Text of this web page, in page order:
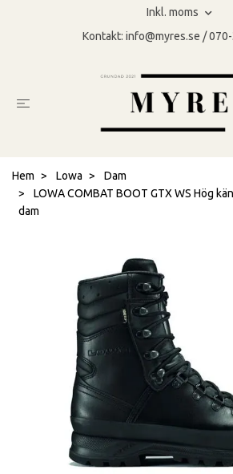
Inkl. moms
Kontakt: info@myres.se /
Hem Lowa
Dam
LOWA COMBAT BOOT GTX WS Hög
dam